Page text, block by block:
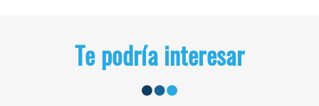
Te podría interesar